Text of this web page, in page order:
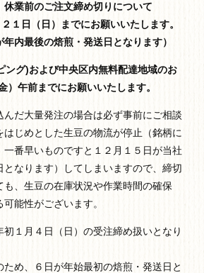
休業前のご注文締め切りについて
１日（日）までにお願いいたします。
年内最後の焙煎・発送日となります）
グ)および中央区内無料配達地域のお
）午前までにお願いいたします。
だ大量発注の場合は必ず事前にご相談
はじめとした生豆の物流が停止（銘柄に
一番早いものですと１２月１５日が当社
なります）してしまいますので、締切
も、生豆の在庫状況や作業時間の確保
可能性がございます。
１月４日（日）の受注締め扱いとなり
ため、６日が年始最初の焙煎・発送日と